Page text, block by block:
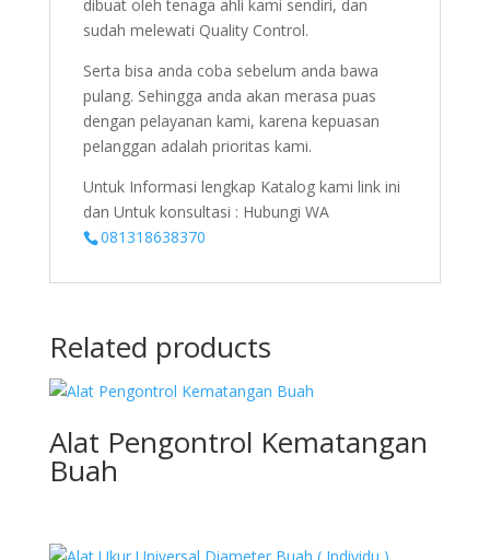
dibuat oleh tenaga ahli kami sendiri, dan
sudah melewati Quality Control.
Serta bisa anda coba sebelum anda bawa
pulang. Sehingga anda akan merasa puas
dengan pelayanan kami, karena kepuasan
pelanggan adalah prioritas kami.
Untuk Informasi lengkap Katalog kami link ini
dan Untuk konsultasi : Hubungi WA
081318638370
Related products
Alat Pengontrol Kematangan
Buah